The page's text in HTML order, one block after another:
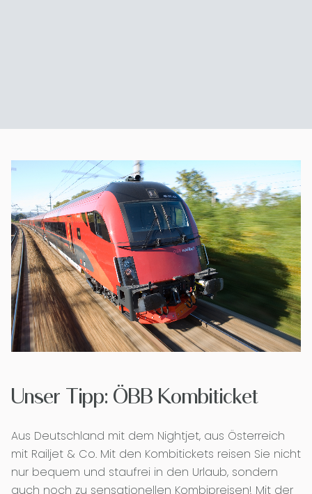
Unser Tipp: ÖBB Kombiticket
Aus Deutschland mit dem Nightjet, aus Österreich
mit Railjet & Co. Mit den Kombitickets reisen Sie nicht
nur bequem und staufrei in den Urlaub, sondern
auch noch zu sensationellen Kombipreisen! Mit der